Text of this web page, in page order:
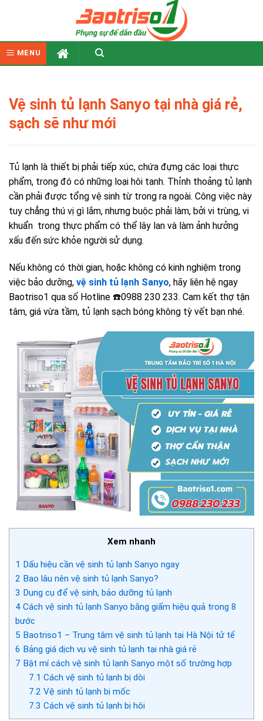
MENU
Vệ sinh tủ lạnh Sanyo tại nhà giá rẻ,
sạch sẽ như mới
Tủ lạnh là thiết bị phải tiếp xúc, chứa đựng các loại thực
phẩm, trong đó có những loại hôi tanh. Thỉnh thoảng tủ lạnh
cần phải được tổng vệ sinh từ trong ra ngoài. Công việc này
tuy chẳng thú vị gì lắm, nhưng buộc phải làm, bởi vi trùng, vi
khuẩn trong thực phẩm có thể lây lan và làm ảnh hưởng
xấu đến sức khỏe người sử dụng.
Nếu không có thời gian, hoặc không có kinh nghiệm trong
việc bảo dưỡng, vệ sinh tủ lạnh Sanyo, hãy liên hệ ngay
Baotriso1 qua số Hotline ☎️0988 230 233. Cam kết thợ tận
tâm, giá vừa tầm, tủ lạnh sạch bóng không tỳ vết bạn nhé.
Xem nhanh
1 Dấu hiệu cần vệ sinh tủ lạnh Sanyo ngay
2 Bao lâu nên vệ sinh tủ lạnh Sanyo?
3 Dụng cụ để vệ sinh, bảo dưỡng tủ lạnh
4 Cách vệ sinh tủ lạnh Sanyo bằng giấm hiệu quả trong 8
bước
5 Baotriso1 – Trung tâm vệ sinh tủ lạnh tại Hà Nội tử tế
6 Bảng giá dịch vụ vệ sinh tủ lạnh tại nhà giá rẻ
7 Bật mí cách vệ sinh tủ lạnh Sanyo một số trường hợp
7.1 Cách vệ sinh tủ lạnh bị dòi
7.2 Vệ sinh tủ lạnh bị mốc
7.3 Cách vệ sinh tủ lạnh bị hôi